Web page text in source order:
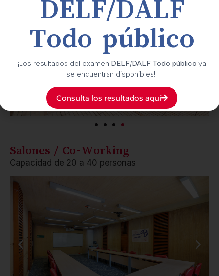
Salones / Co-Working
Capacidad de 20 a 40 personas
DELF/DALF
Todo público
¡Los resultados del examen DELF/DALF Todo público ya
se encuentran disponibles!
Consulta los resultados aquí